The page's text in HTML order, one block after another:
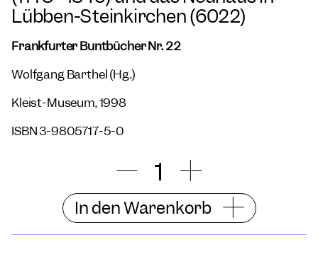
Lübben-Steinkirchen (6022)
Frankfurter Buntbücher Nr. 22
Wolfgang Barthel (Hg.)
Kleist-Museum, 1998
ISBN 3-9805717-5-0
In den Warenkorb